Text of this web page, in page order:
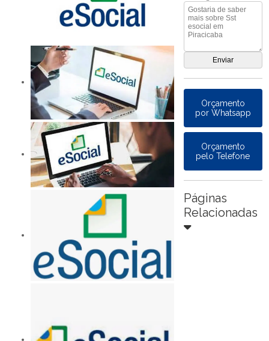
Orçamento
por Whatsapp
Orçamento
pelo Telefone
Páginas
Relacionadas